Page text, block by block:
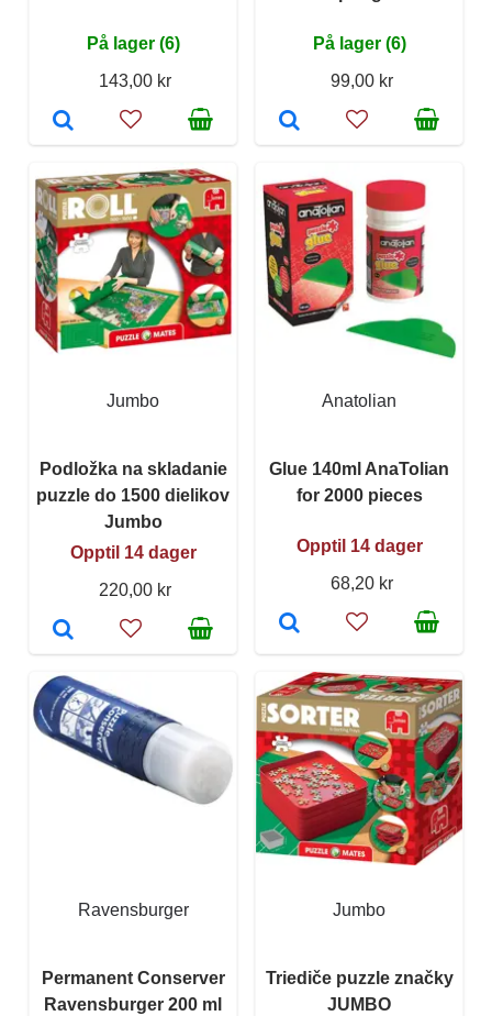
På lager (6)
143,00 kr
På lager (6)
99,00 kr
Jumbo
Podložka na skladanie
puzzle do 1500 dielikov
Jumbo
Opptil 14 dager
220,00 kr
Anatolian
Glue 140ml AnaTolian
for 2000 pieces
Opptil 14 dager
68,20 kr
Ravensburger
Permanent Conserver
Ravensburger 200 ml
Jumbo
Triediče puzzle značky
JUMBO